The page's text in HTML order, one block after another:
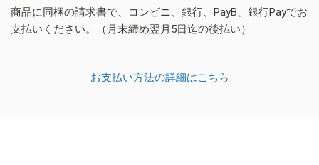
商品に同梱の請求書で、コンビニ、銀行、PayB、銀行Payでお
支払いください。（月末締め翌月5日迄の後払い）
お支払い方法の詳細はこちら